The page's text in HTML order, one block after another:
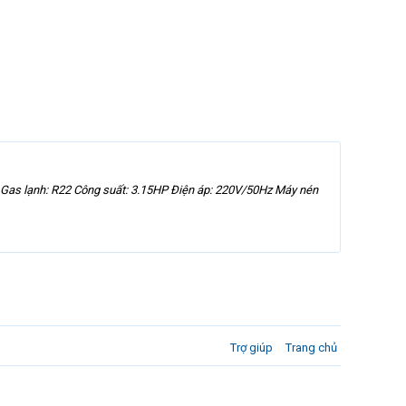
lạnh: R22 Công suất: 3.15HP Điện áp: 220V/50Hz Máy nén
Trợ giúp Trang chủ